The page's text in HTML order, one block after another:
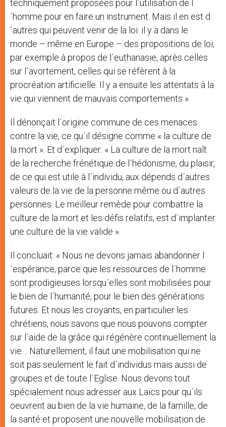
techniquement proposées pour l´utilisation de l
´homme pour en faire un instrument. Mais il en est d
´autres qui peuvent venir de la loi: il y a dans le
monde – même en Europe – des propositions de loi,
par exemple à propos de l´euthanasie, après celles
sur l´avortement, celles qui se réfèrent à la
procréation artificielle. Il y a ensuite les attentats à la
vie qui viennent de mauvais comportements ».
Il dénonçait l´origine commune de ces menaces
contre la vie, ce qu´il désigne comme « la culture de
la mort ». Et d´expliquer: « La culture de la mort naît
de la recherche frénétique de l´hédonisme, du plaisir,
de ce qui est utile à l´individu, aux dépends d´autres
valeurs de la vie de la personne même ou d´autres
personnes. Le meilleur remède pour combattre la
culture de la mort et les défis relatifs, est d´implanter
une culture de la vie valide ».
Il concluait: « Nous ne devons jamais abandonner l
´espérance, parce que les ressources de l´homme
sont prodigieuses lorsqu´elles sont mobilisées pour
le bien de l´humanité, pour le bien des générations
futures. Et nous les croyants, en particulier les
chrétiens, nous savons que nous pouvons compter
sur l´aide de la grâce qui régénère continuellement la
vie… Naturellement, il faut une mobilisation qui ne
soit pas seulement le fait d´individus mais aussi de
groupes et de toute l´Eglise. Nous devons tout
spécialement nous adresser aux Laïcs pour qu´ils
oeuvrent au bien de la vie humaine, de la famille, de
la santé et proposent une nouvelle mobilisation de